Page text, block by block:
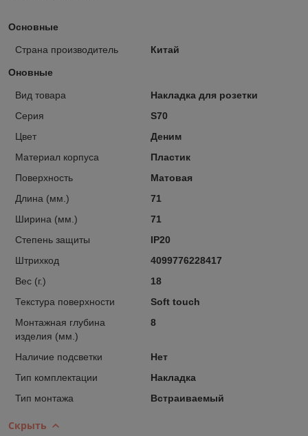
Основные
Страна производитель Китай
Оновные
Вид товара
Накладка для розетки
Серия
S70
Цвет
Деним
Материал корпуса
Пластик
Поверхность
Матовая
Длина (мм.)
71
Ширина (мм.)
71
Степень защиты
IP20
Штрихкод
4099776228417
Вес (г.)
18
Текстура поверхности
Soft touch
Монтажная глубина
изделия (мм.)
8
Наличие подсветки
Нет
Тип комплектации
Накладка
Тип монтажа
Встраиваемый
Скрыть